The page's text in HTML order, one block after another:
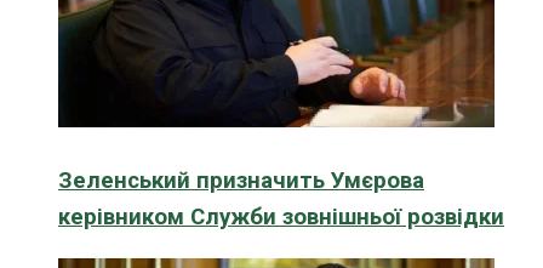
Зеленський призначить Умєрова
керівником Служби зовнішньої розвідки